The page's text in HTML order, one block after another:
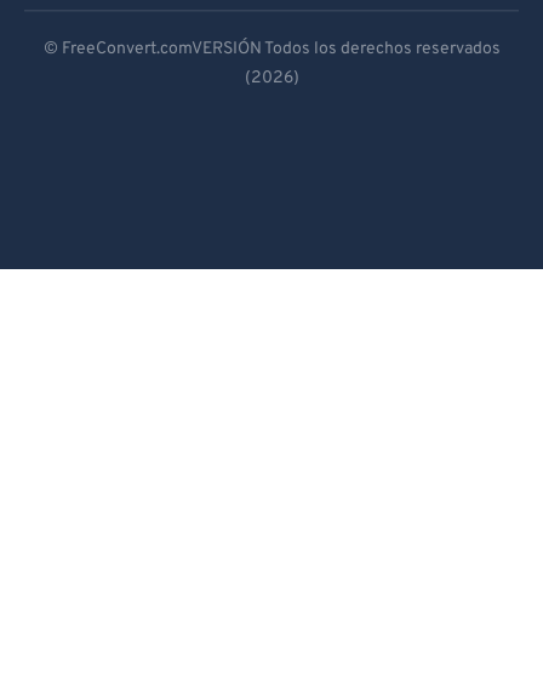
Español
© FreeConvert.comVERSIÓN Todos los derechos reservados
(2026)